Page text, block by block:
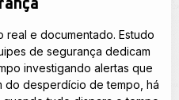
real e documentado. Estudo
de segurança dedicam
investigando alertas que
do desperdício de tempo, há